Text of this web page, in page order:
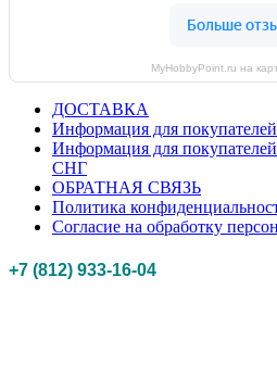
MyHobbyPoint.ru на
ДОСТАВКА
Информация для
Информация для
СНГ
ОБРАТНАЯ СВЯЗЬ
Политика
Согласие на обработку
+7 (812) 933-16-04